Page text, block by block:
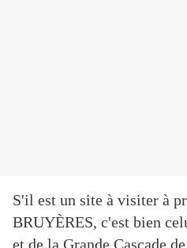
S'il est un site à visiter à
BRUYÈRES, c'est bien
et de la Grande Cascade